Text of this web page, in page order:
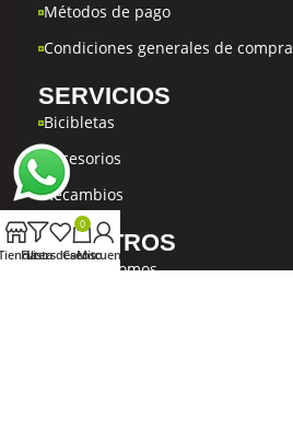
Métodos de pago
Condiciones generales de compra
SERVICIOS
Bicibletas
Accesorios
Recambios
NOSOTROS
Quiénes Somos
Filters
Lista deseos
0
Carrito
Mi cuenta